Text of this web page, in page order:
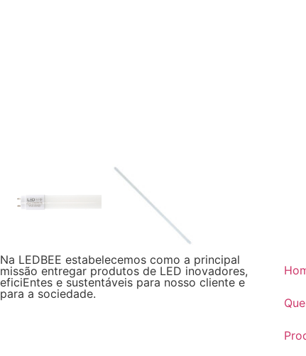
Na LEDBEE estabelecemos como a principal
missão entregar produtos de LED inovadores,
eficiEntes e sustentáveis para nosso cliente e
para a sociedade.